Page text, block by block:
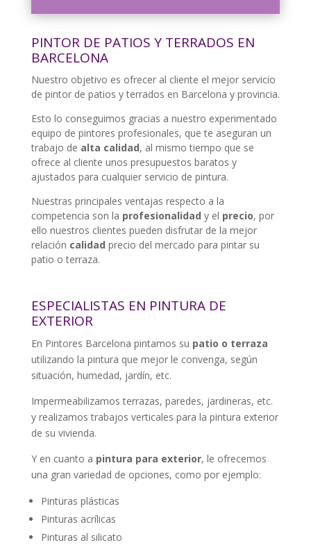
PINTOR DE PATIOS Y TERRADOS EN
BARCELONA
Nuestro objetivo es ofrecer al cliente el mejor servicio
de pintor de patios y terrados en Barcelona y provincia.
Esto lo conseguimos gracias a nuestro experimentado
equipo de pintores profesionales, que te aseguran un
trabajo de alta calidad, al mismo tiempo que se
ofrece al cliente unos presupuestos baratos y
ajustados para cualquier servicio de pintura.
Nuestras principales ventajas respecto a la
competencia son la profesionalidad y el precio, por
ello nuestros clientes pueden disfrutar de la mejor
relación calidad precio del mercado para pintar su
patio o terraza.
ESPECIALISTAS EN PINTURA DE
EXTERIOR
En Pintores Barcelona pintamos su patio o terraza
utilizando la pintura que mejor le convenga, según
situación, humedad, jardín, etc.
Impermeabilizamos terrazas, paredes, jardineras, etc.
y realizamos trabajos verticales para la pintura exterior
de su vivienda.
Y en cuanto a pintura para exterior, le ofrecemos
una gran variedad de opciones, como por ejemplo:
Pinturas plásticas
Pinturas acrílicas
Pinturas al silicato